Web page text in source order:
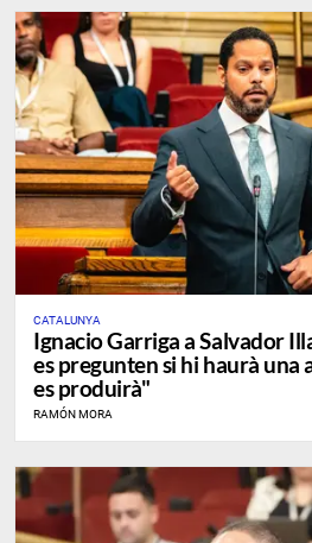
CATALUNYA
Ignacio Garriga a Salvador
es pregunten si hi haurà una
es produirà"
RAMÓN MORA